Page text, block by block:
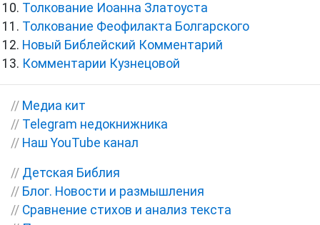
Толкование Иоанна Златоуста
Толкование Феофилакта Болгарского
Новый Библейский Комментарий
Комментарии Кузнецовой
// Медиа кит
// Telegram недокнижника
// Наш YouTube канал
// Детская Библия
// Блог. Новости и размышления
// Сравнение стихов и анализ текста